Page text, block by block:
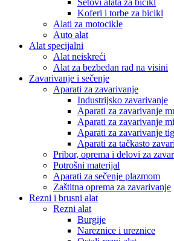
Setovi alata za bicikl
Koferi i torbe za bicikl
Alati za motocikle
Auto alat
Alat specijalni
Alat neiskreći
Alat za bezbedan rad na visini
Zavarivanje i sečenje
Aparati za zavarivanje
Industrijsko zavarivanje
Aparati za zavarivanje
Aparati za zavarivanje
Aparati za zavarivanje tig
Aparati za tačkasto
Pribor, oprema i delovi za
Potrošni materijal
Aparati za sečenje plazmom
Zaštitna oprema za zavarivanje
Rezni i brusni alat
Rezni alat
Burgije
Nareznice i ureznice